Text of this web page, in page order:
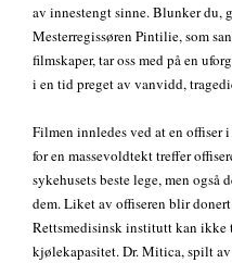
av innestengt sinne. Blunker
Mesterregissøren Pintilie, som
filmskaper, tar oss med på en
i en tid preget av vanvidd,
Filmen innledes ved at en offiser
for en massevoldtekt treffer
sykehusets beste lege, men også
dem. Liket av offiseren blir
Rettsmedisinsk institutt kan ikke
kjølekapasitet. Dr. Mitica, spilt